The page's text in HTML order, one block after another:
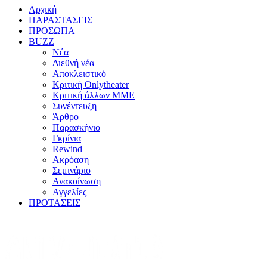
Αρχική
ΠΑΡΑΣΤΑΣΕΙΣ
ΠΡΟΣΩΠΑ
BUZZ
Νέα
Διεθνή νέα
Αποκλειστικό
Κριτική Onlytheater
Κριτική άλλων ΜΜΕ
Συνέντευξη
Άρθρο
Παρασκήνιο
Γκρίνια
Rewind
Ακρόαση
Σεμινάριο
Ανακοίνωση
Αγγελίες
ΠΡΟΤΑΣΕΙΣ